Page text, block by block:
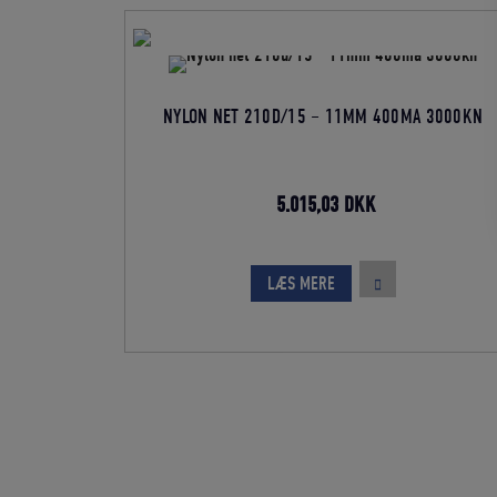
NYLON NET 210D/15 – 11MM 400MA 3000KN
Den
pris
var:
5.015,03 DKKDen
er:
LÆS MERE